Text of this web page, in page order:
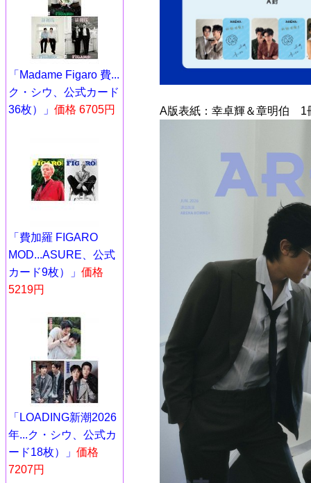
「Madame Figaro 費...
ク・シウ、公式カード
36枚）」 価格 6705円
「費加羅 FIGARO
MOD...ASURE、公式
カード9枚）」 価格
5219円
「LOADING新潮2026
年...ク・シウ、公式カ
ード18枚）」 価格
7207円
A版表紙：幸卓輝＆章明伯 1